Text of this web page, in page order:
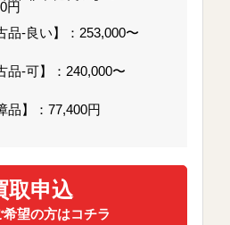
円
品-良い】：253,000〜
品-可】：240,000〜
品】：77,400円
取申込
希望の方はコチラ